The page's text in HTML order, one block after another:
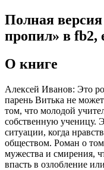
Полная версия
пропил» в
О книге
Алексей Иванов: Это
парень Витька не
том, что молодой
собственную ученицу.
ситуации, когда
обществом. Роман о
мужества и смирения,
впасть в озлобление